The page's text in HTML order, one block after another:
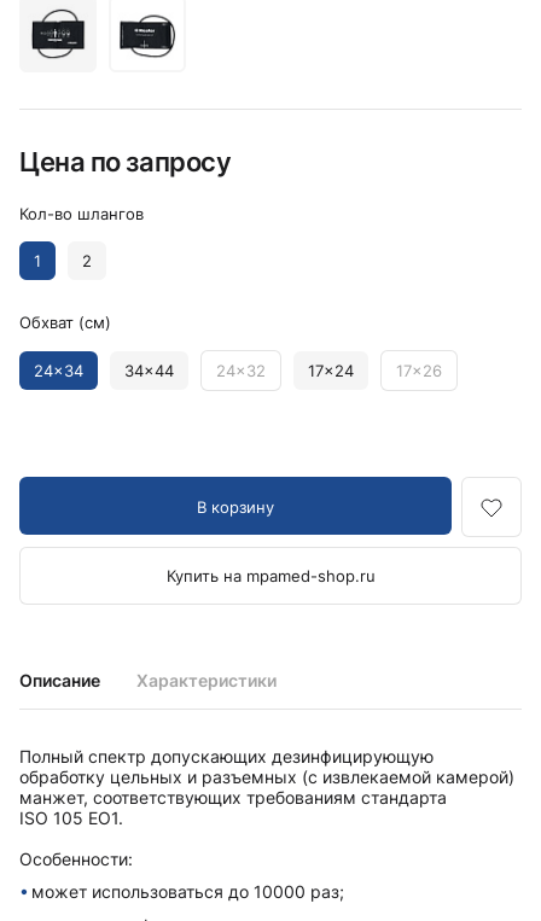
Описание Характеристики
Полный спектр допускающих дезинфицирующую
обработку цельных и разъемных (с извлекаемой камерой)
манжет, соответствующих требованиям стандарта
ISO 105 EO1.
Особенности:
может использоваться до 10000 раз;
Цена по запросу
Кол-во шлангов
1 2
Обхват (см)
24x34 34x44 24x32 17x24 17x26
В корзину
Купить на mpamed-shop.ru